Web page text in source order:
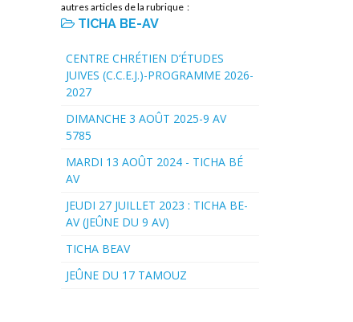
autres articles de la rubrique :
TICHA BE-AV
CENTRE CHRÉTIEN D’ÉTUDES
JUIVES (C.C.E.J.)-PROGRAMME 2026-
2027
DIMANCHE 3 AOÛT 2025-9 AV
5785
MARDI 13 AOÛT 2024 - TICHA BÉ
AV
JEUDI 27 JUILLET 2023 : TICHA BE-
AV (JEÛNE DU 9 AV)
TICHA BEAV
JEÛNE DU 17 TAMOUZ